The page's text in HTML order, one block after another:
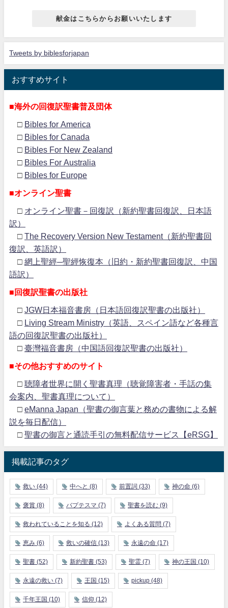
献金はこちらからお願いいたします
Tweets by biblesforjapan
おすすめサイト
■海外の回復訳聖書普及団体
□ Bibles for America
□ Bibles for Canada
□ Bibles For New Zealand
□ Bibles For Australia
□ Bibles for Europe
■オンライン聖書
□ オンライン聖書－回復訳（新約聖書回復訳、日本語
訳）
□ The Recovery Version New Testament（新約聖書回
復訳、英語訳）
□ 網上聖經─聖經恢復本（旧約・新約聖書回復訳、中国
語訳）
■回復訳聖書の出版社
□ JGW日本福音書房（日本語回復訳聖書の出版社）
□ Living Stream Ministry（英語、スペイン語など各種言
語の回復訳聖書の出版社）
□ 臺灣福音書房（中国語回復訳聖書の出版社）
■その他おすすめのサイト
□ 聴障者世界に開く聖書真理（聴覚障害者・手話の集
会案内、聖書真理について）
□ eManna Japan（聖書の御言葉と務めの書物による解
説を毎日配信）
□ 聖書の御言と通読手引の無料配信サービス【eRSG】
掲載記事のタグ
救い (44) 中へと (8) 前置詞 (33) 神の命 (6)
褒賞 (8) バプテスマ (7) 聖書を読む (9)
救われていることを知る (12) よくある質問 (7)
恵み (6) 救いの確信 (13) 永遠の命 (17)
聖書 (52) 新約聖書 (53) 聖霊 (7) 神の王国 (10)
永遠の救い (7) 王国 (15) pickup (48)
千年王国 (10) 信仰 (12)